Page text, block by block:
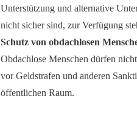
Unterstützung und alternative
nicht sicher sind, zur Verfügung
Schutz von obdachlosen
Obdachlose Menschen dürfen
vor Geldstrafen und anderen
öffentlichen Raum.